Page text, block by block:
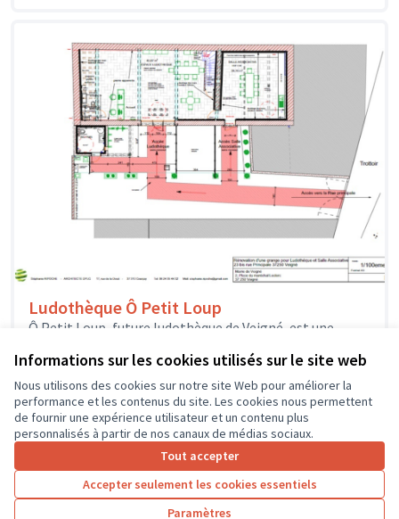
Informations sur les cookies utilisés sur le site web
Nous utilisons des cookies sur notre site Web pour améliorer la
performance et les contenus du site. Les cookies nous permettent
de fournir une expérience utilisateur et un contenu plus
personnalisés à partir de nos canaux de médias sociaux.
Tout accepter
Accepter seulement les cookies essentiels
Paramètres
Ludothèque Ô Petit Loup
Ô Petit Loup, future ludothèque de Veigné, est une
enthousiastes qui veulent proposer...
Solidarité et développement local Veigné
Résultats par page : 25
1 2 3 4